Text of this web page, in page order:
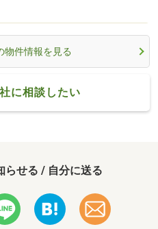
物件情報を見る
に相談したい
らせる / 自分に送る